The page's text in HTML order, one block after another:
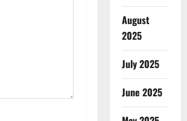
August
2025
July 2025
June 2025